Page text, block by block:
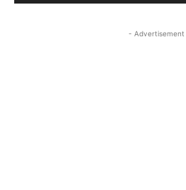
- Advertisement